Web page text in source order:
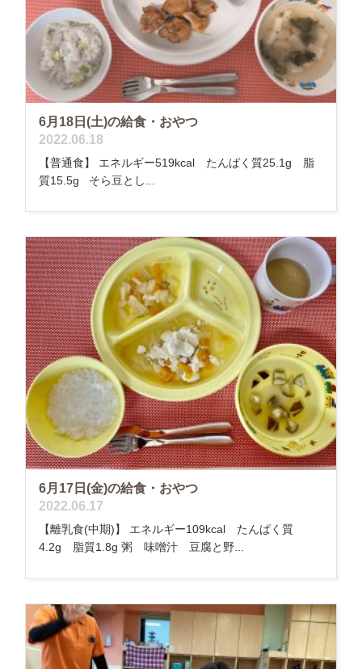
6月18日(土)の給食・おやつ
2022.06.18
【普通食】 エネルギー519kcal たんぱく質25.1g 脂
質15.5g そら豆とし...
6月17日(金)の給食・おやつ
2022.06.17
【離乳食(中期)】 エネルギー109kcal たんぱく質
4.2g 脂質1.8g 粥 味噌汁 豆腐と野...